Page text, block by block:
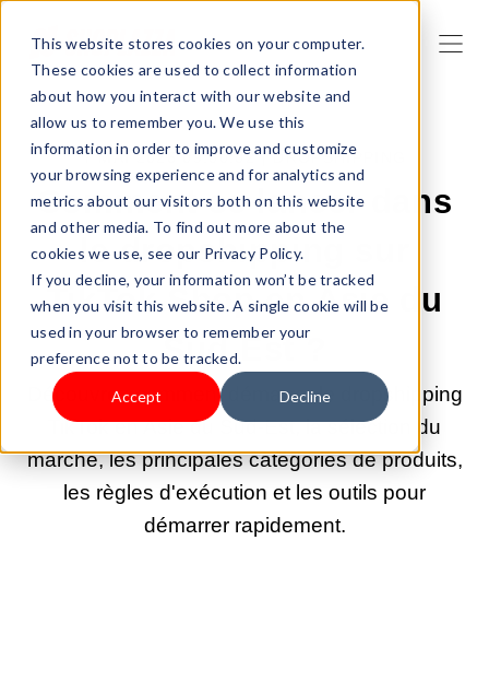
This website stores cookies on your computer.
These cookies are used to collect information
about how you interact with our website and
allow us to remember you. We use this
information in order to improve and customize
your browsing experience and for analytics and
metrics about our visitors both on this website
and other media. To find out more about the
cookies we use, see our Privacy Policy.
If you decline, your information won’t be tracked
when you visit this website. A single cookie will be
used in your browser to remember your
preference not to be tracked.
Accept Decline
7 MAI 2026 09:00:02 |DROPSHIPPING
Comment se lancer dans
le dropshipping sur
TikTok Shop en Asie du
Sud-Est ?
Découvrez comment démarrer le dropshipping
TikTok en Asie du Sud-Est, la sélection du
marché, les principales catégories de produits,
les règles d'exécution et les outils pour
démarrer rapidement.